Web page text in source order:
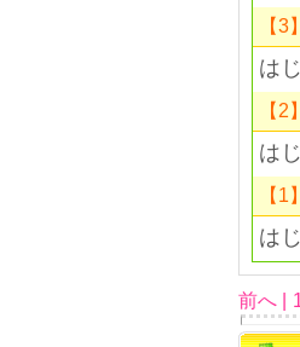
【3】
は
【2】
は
【1】
は
前へ |